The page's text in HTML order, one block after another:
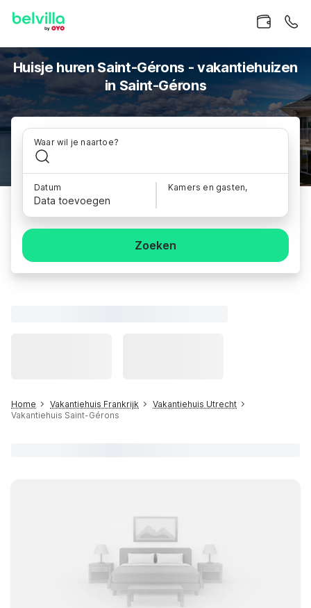
Huisje huren Saint-Gérons - vakantiehuizen
in Saint-Gérons
Waar wil je naartoe?
Datum
Data toevoegen
Kamers en gasten,
Zoeken
Home Vakantiehuis Frankrijk
Vakantiehuis Utrecht
Vakantiehuis Saint-Gérons